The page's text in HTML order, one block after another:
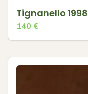
Tignanello 1998
140 €